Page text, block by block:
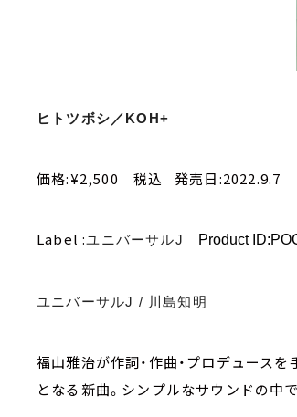
ヒトツボシ／KOH+
価格:¥2,500 税込 発売日:2022.9.7
Label :ユニバーサルJ Product ID:
ユニバーサルJ / 川島知明
福山雅治が作詞・作曲・プロデュース
となる新曲。シンプルなサウンドの中